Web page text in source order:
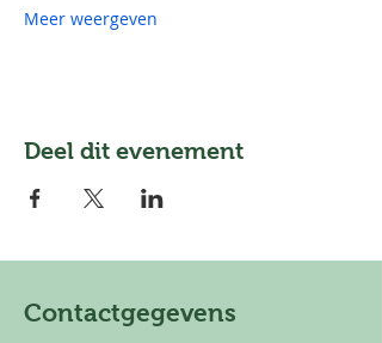
Meer weergeven
Deel dit evenement
Contactgegevens